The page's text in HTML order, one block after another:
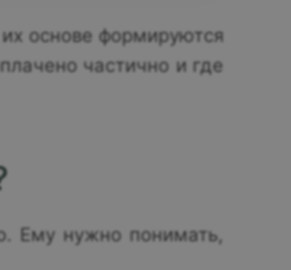
основе формируются
частично и где
Ему нужно понимать,